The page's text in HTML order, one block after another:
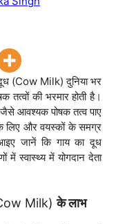
(Cow Milk) दुनिया भर
की भरमार होती है।
जैसे आवश्यक पोषक तत्व पाए
के लिए और वयस्कों के समग्र
जानें कि गाय का दूध
स्वास्थ्य में योगदान देता
Milk)के लाभ